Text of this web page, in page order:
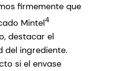
firmemente que
Mintel4
destacar el
del ingrediente.
si el envase